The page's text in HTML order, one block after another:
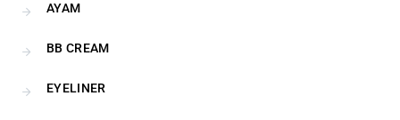
AYAM
BB CREAM
EYELINER